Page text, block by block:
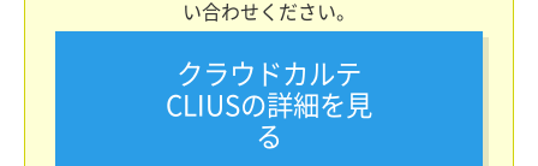
い合わせください。
クラウドカルテ
CLIUSの詳細を見
る